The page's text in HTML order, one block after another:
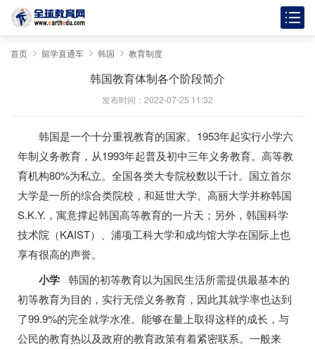
首页 留学直通车 韩国 教育制度
韩国教育体制各个阶段简介
发布时间：2022-07-25 11:32
韩国是一个十分重视教育的国家。1953年起实行小学六
年制义务教育，从1993年起普及初中三年义务教育。高等教
育机构80%为私立。全国各类大专院校数以千计。国立首尔
大学是一所的综合类院校，和延世大学、高丽大学并称韩国
S.K.Y.，寓意撑起韩国高等教育的一片天；另外，韩国科学
技术院（KAIST）、浦项工科大学和成均馆大学在国际上也
享有很高的声誉。
小学 韩国的初等教育以为国民生活所需提供最基本的
初等教育为目的，实行无偿义务教育，因此其就学率也达到
了99.9%的完全就学水准。能够在量上取得这样的成长，与
公民的教育热以及政府的教育政策有着紧密联系。一般来